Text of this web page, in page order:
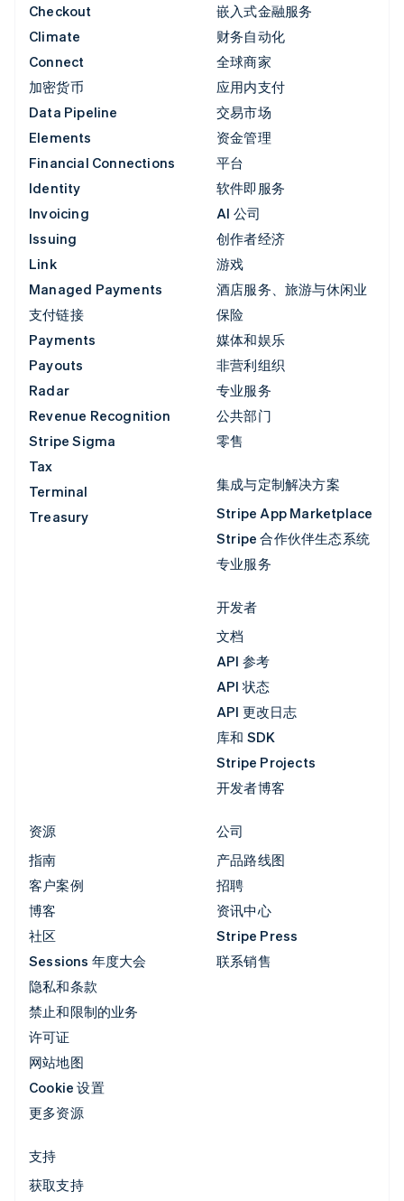
Checkout
Climate
Connect
加密货币
Data Pipeline
Elements
Financial Connections
Identity
Invoicing
Issuing
Link
Managed Payments
支付链接
Payments
Payouts
Radar
Revenue Recognition
Stripe Sigma
Tax
Terminal
Treasury
嵌入式金融服务
财务自动化
全球商家
应用内支付
交易市场
资金管理
平台
软件即服务
AI 公司
创作者经济
游戏
酒店服务、旅游与休闲业
保险
媒体和娱乐
非营利组织
专业服务
公共部门
零售
集成与定制解决方案
Stripe App Marketplace
Stripe 合作伙伴生态系统
专业服务
开发者
文档
API 参考
API 状态
API 更改日志
库和 SDK
Stripe Projects
开发者博客
资源
指南
客户案例
博客
社区
Sessions 年度大会
隐私和条款
禁止和限制的业务
许可证
网站地图
Cookie 设置
更多资源
公司
产品路线图
招聘
资讯中心
Stripe Press
联系销售
支持
获取支持